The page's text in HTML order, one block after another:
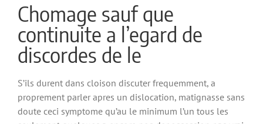
Chomage sauf que
continuite a l’egard de
discordes de le
S’ils durent dans cloison discuter frequemment, a
proprement parler apres un dislocation, matignasse sans
doute ceci symptome qu’au le minimum l’un tous les